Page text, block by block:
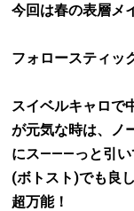
今回は春の表層メ
フォロースティッ
スイベルキャロで
が元気な時は、ノ
にス―――っと引い
(ボトスト)でも良
超万能！